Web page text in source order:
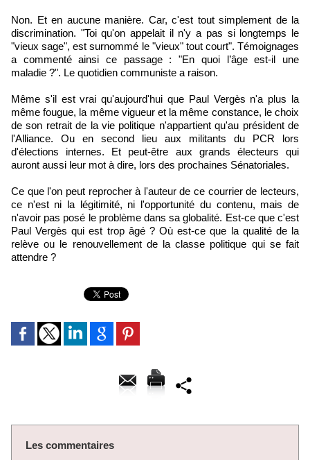
Non. Et en aucune manière. Car, c'est tout simplement de la
discrimination. "Toi qu'on appelait il n'y a pas si longtemps le
"vieux sage", est surnommé le "vieux" tout court". Témoignages
a commenté ainsi ce passage : "En quoi l’âge est-il une
maladie ?". Le quotidien communiste a raison.
Même s'il est vrai qu'aujourd'hui que Paul Vergès n'a plus la
même fougue, la même vigueur et la même constance, le choix
de son retrait de la vie politique n'appartient qu'au président de
l'Alliance. Ou en second lieu aux militants du PCR lors
d'élections internes. Et peut-être aux grands électeurs qui
auront aussi leur mot à dire, lors des prochaines Sénatoriales.
Ce que l'on peut reprocher à l'auteur de ce courrier de lecteurs,
ce n'est ni la légitimité, ni l'opportunité du contenu, mais de
n'avoir pas posé le problème dans sa globalité. Est-ce que c'est
Paul Vergès qui est trop âgé ? Où est-ce que la qualité de la
relève ou le renouvellement de la classe politique qui se fait
attendre ?
Les commentaires